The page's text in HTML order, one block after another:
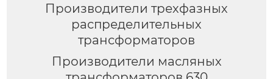
Производители трехфазных
распределительных
трансформаторов
Производители масляных